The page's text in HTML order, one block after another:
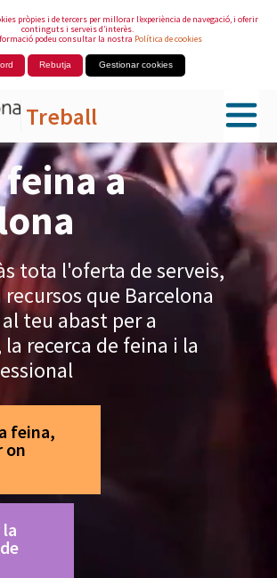
pròpies i de tercers per millorar l’experiència de navegació, i oferir
continguts i serveis d’interès.
podeu consultar la nostra Política de cookies
Rebutja Gestionar cookies
Treball
a
tota l'oferta de serveis,
que Barcelona
teu abast per a
recerca de feina i la
feina,
on